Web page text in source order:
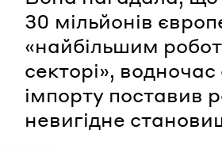
30 мільйонів
«найбільшим
секторі»,
імпорту поставив
невигідне